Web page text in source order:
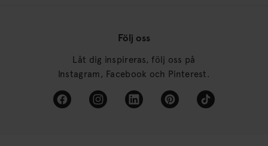
Följ oss
Låt dig inspireras, följ oss på
Instagram, Facebook och Pinterest.